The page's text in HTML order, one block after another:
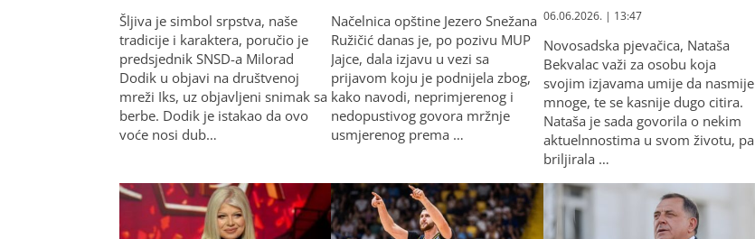
Šljiva je simbol srpstva, naše
tradicije i karaktera, poručio je
predsjednik SNSD-a Milorad
Dodik u objavi na društvenoj
mreži Iks, uz objavljeni snimak sa
berbe. Dodik je istakao da ovo
voće nosi dub…
Načelnica opštine Jezero Snežana
Ružičić danas je, po pozivu MUP
Jajce, dala izjavu u vezi sa
prijavom koju je podnijela zbog,
kako navodi, neprimjerenog i
nedopustivog govora mržnje
usmjerenog prema …
06.06.2026. | 13:47
Novosadska pjevačica, Nataša
Bekvalac važi za osobu koja
svojim izjavama umije da nasmije
mnoge, te se kasnije dugo citira.
Nataša je sada govorila o nekim
aktuelnnostima u svom životu, pa
briljirala …